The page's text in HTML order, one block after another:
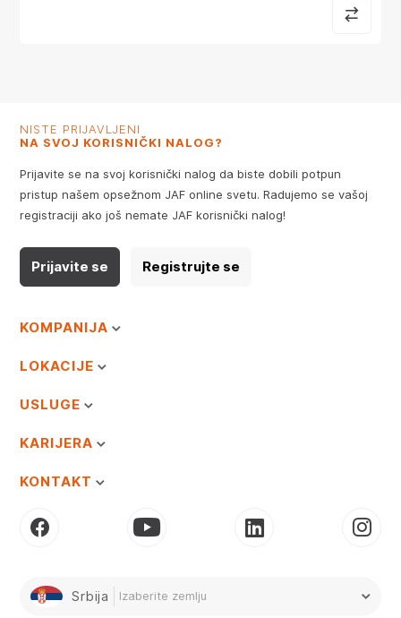
NISTE PRIJAVLJENI
NA SVOJ KORISNIČKI NALOG?
Prijavite se na svoj korisnički nalog da biste dobili potpun
pristup našem opsežnom JAF online svetu. Radujemo se vašoj
registraciji ako još nemate JAF korisnički nalog!
Prijavite se Registrujte se
KOMPANIJA
LOKACIJE
USLUGE
KARIJERA
KONTAKT
Srbija Izaberite zemlju